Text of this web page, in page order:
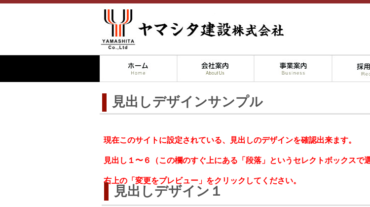
見出しデザインサンプル
現在このサイトに設定されている、見出しのデザインを確認出来ます。
見出し１〜６（この欄のすぐ上にある「段落」というセレクトボックスで
右上の「変更をプレビュー」をクリックしてください。
見出しデザイン１